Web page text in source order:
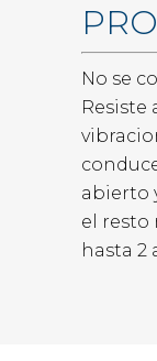
No se
Resiste
abierto
el resto
hasta 2